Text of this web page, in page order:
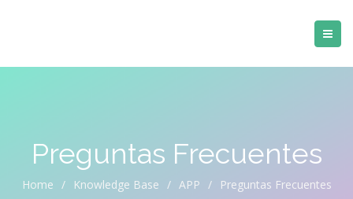
Preguntas Frecuentes
Home / Knowledge Base / APP / Preguntas Frecuentes